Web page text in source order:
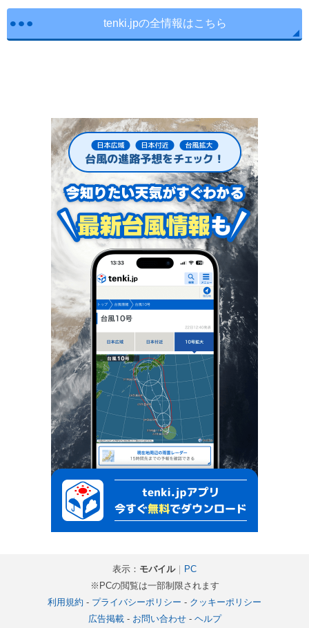
tenki.jpの全情報はこちら
表示： モバイル｜ PC
※PCの閲覧は一部制限されます
利用規約 - プライバシーポリシー - クッキーポリシー
広告掲載- お問い合わせ- ヘルプ